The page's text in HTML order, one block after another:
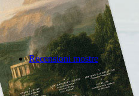
Recensioni mostre